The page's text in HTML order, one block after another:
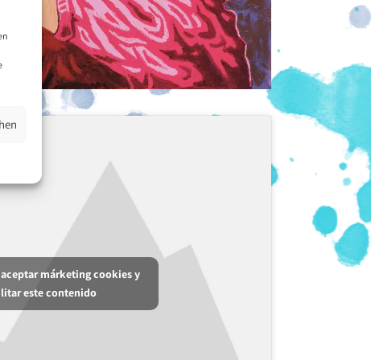
márketing cookies y
este contenido